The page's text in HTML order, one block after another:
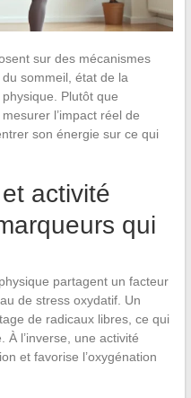
sur des mécanismes
sommeil, état de la
Plutôt que
l’impact réel de
son énergie sur ce qui
activité
qui
partagent un facteur
de stress oxydatif. Un
de radicaux libres, ce qui
À l’inverse, une activité
et favorise l’oxygénation